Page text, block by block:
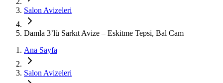
Salon Avizeleri
Damla 3’lü Sarkıt Avize – Eskitme Tepsi, Bal Cam
Ana Sayfa
Salon Avizeleri